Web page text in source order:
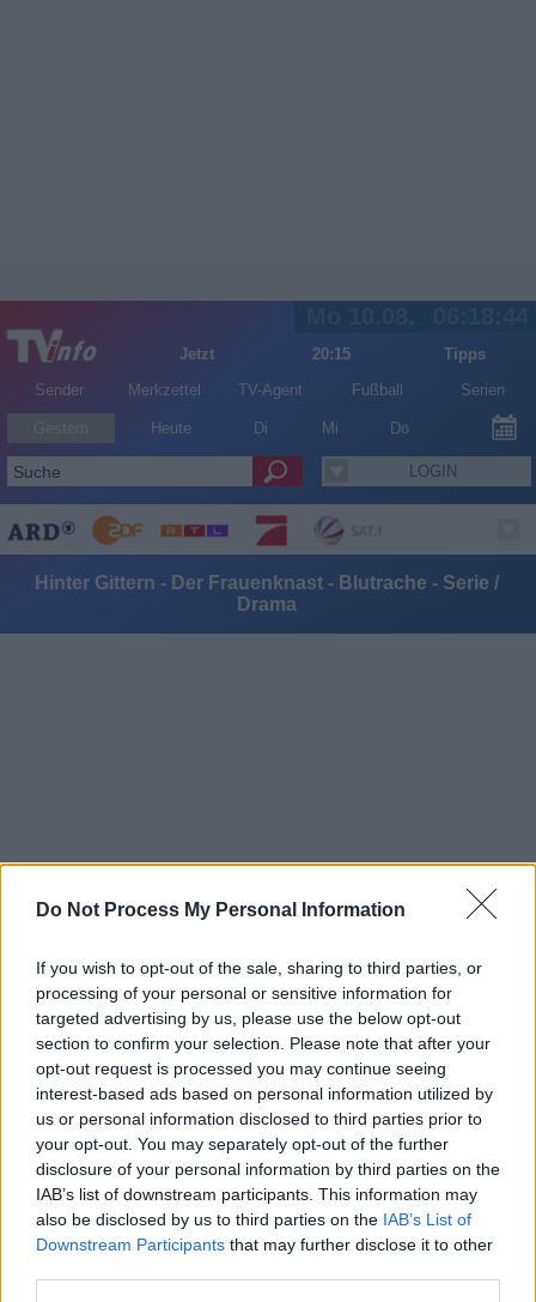
Do Not Process My Personal Information
If you wish to opt-out of the sale, sharing to third parties, or
processing of your personal or sensitive information for
targeted advertising by us, please use the below opt-out
section to confirm your selection. Please note that after your
opt-out request is processed you may continue seeing
interest-based ads based on personal information utilized by
us or personal information disclosed to third parties prior to
your opt-out. You may separately opt-out of the further
disclosure of your personal information by third parties on the
IAB’s list of downstream participants. This information may
also be disclosed by us to third parties on the IAB’s List of
Downstream Participants that may further disclose it to other
Jetzt 20:15
Tipps
Sender
Merkzettel TV-Agent Fußball Serien
Heute Di Mi Do
LOGIN
Hinter Gittern - Der Frauenknast - Blutrache - Serie /
Drama